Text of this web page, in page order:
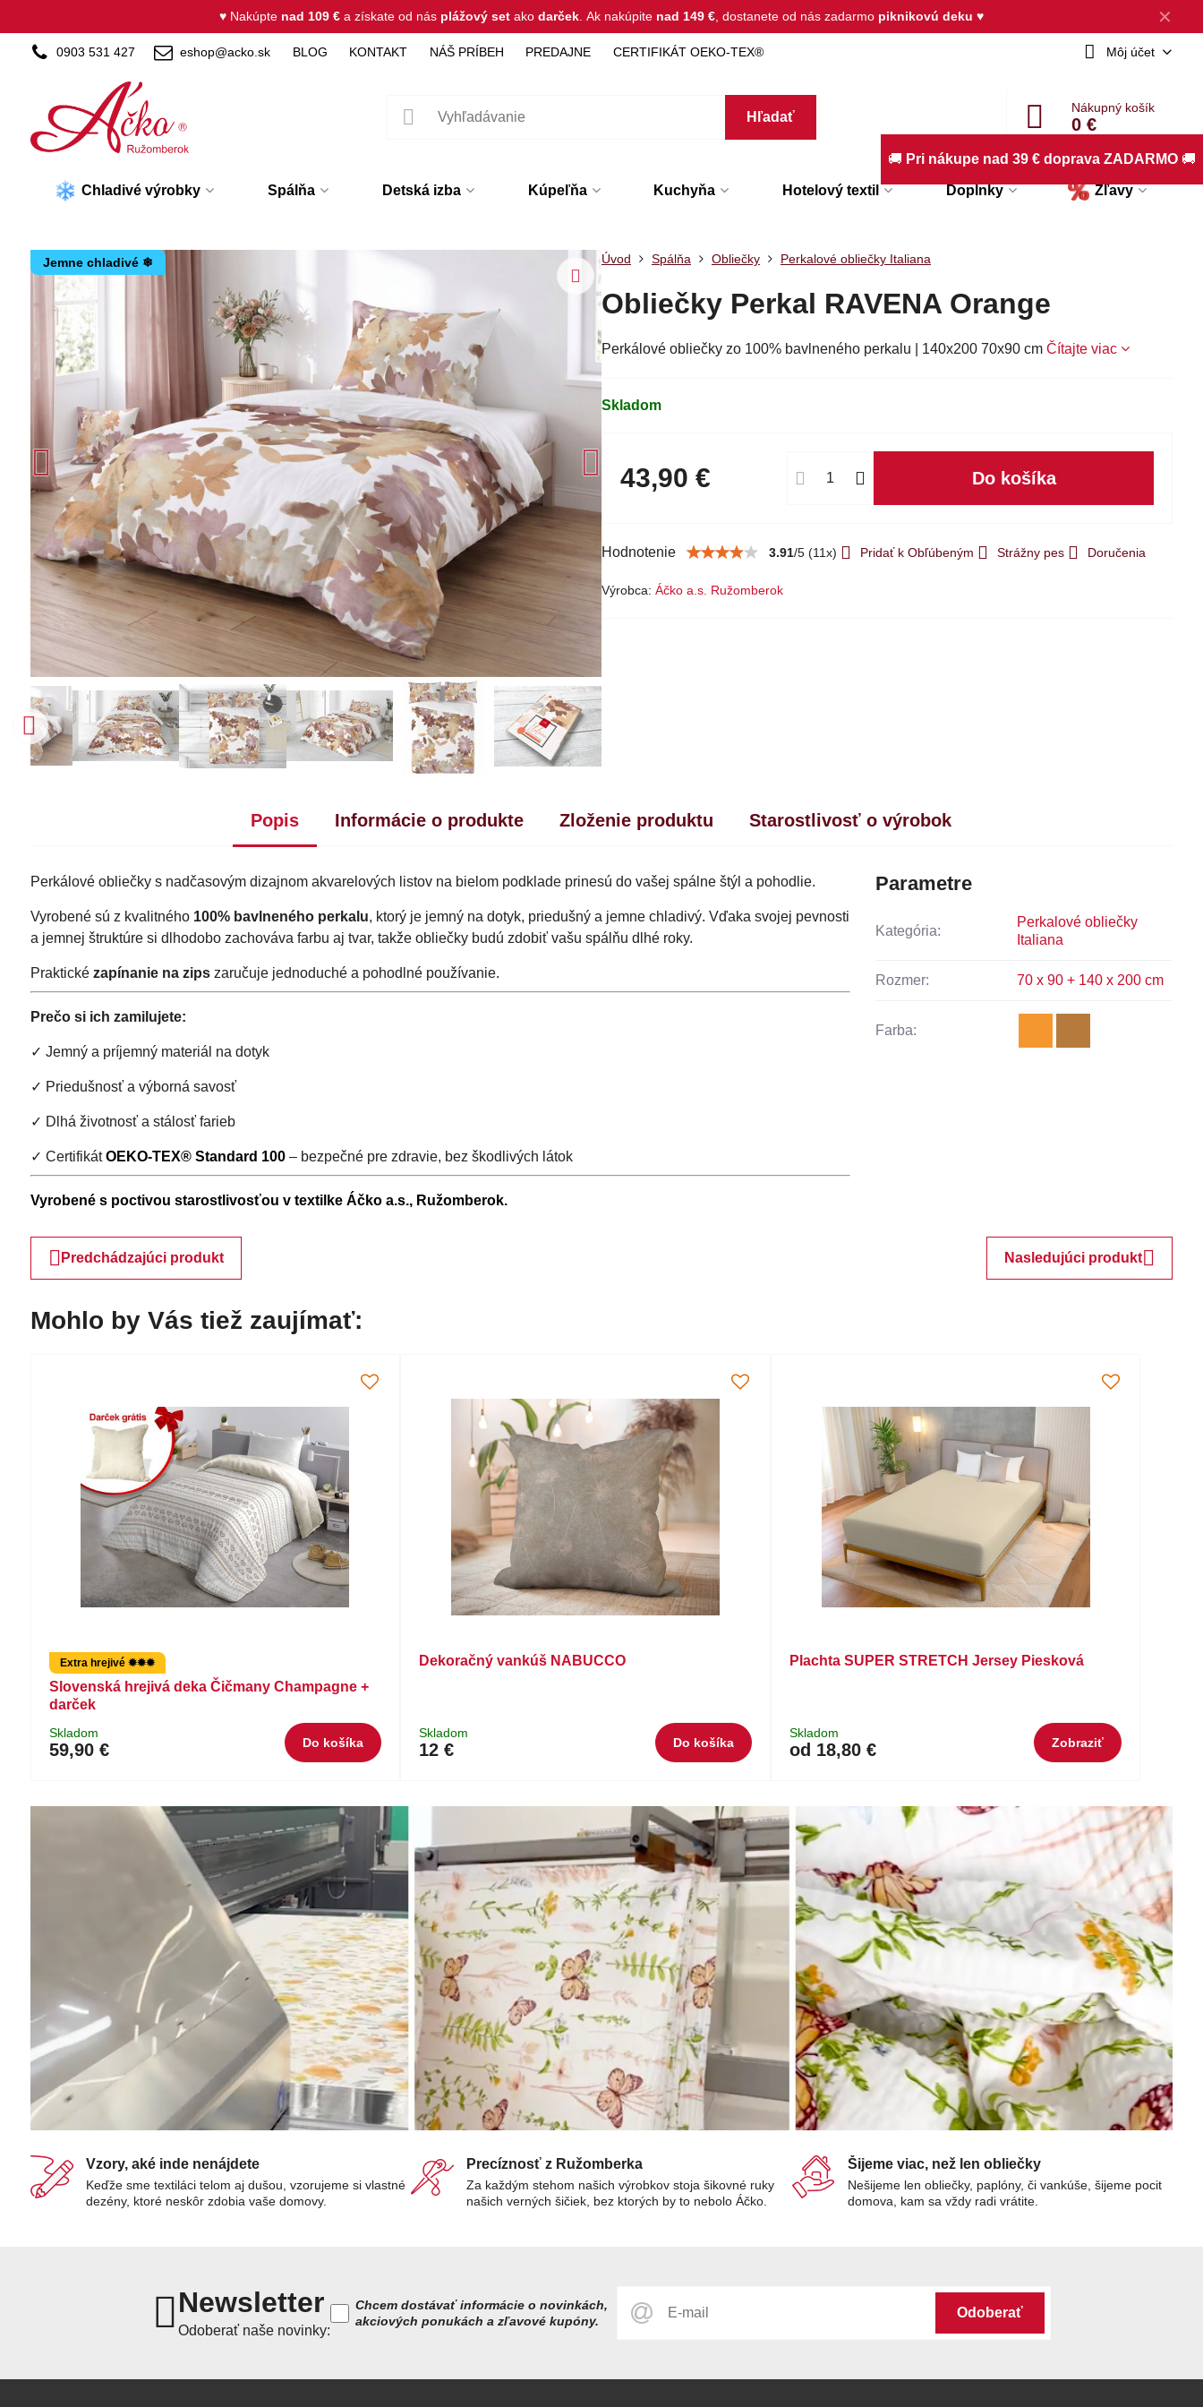
✕
♥ Nakúpte nad 109 €a získate od nás plážový set akodarček. Ak nakúpite nad 149 €, dostanete od nás zadarmo piknikovú deku ♥
0903 531 427 eshop@acko.sk BLOG KONTAKT NÁŠ PRÍBEH PREDAJNE CERTIFIKÁT OEKO-TEX® Môj účet
Hľadať
Nákupný košík
0 €
Chladivé výrobky Spálňa Detská izba Kúpeľňa Kuchyňa Hotelový textil Doplnky Zľavy
Jemne chladivé ❄ Úvod Spálňa Obliečky Perkalové obliečky Italiana
Obliečky Perkal RAVENA Orange
Perkálové obliečky zo 100% bavlneného perkalu | 140x200 70x90 cm Čítajte viac
Skladom
43,90 € Do košíka
Hodnotenie 3.91/5(11x) Pridať k Obľúbeným Strážny pes Doručenia
Výrobca: Áčko a.s. Ružomberok
🚚 Pri nákupe nad 39 € doprava ZADARMO 🚚
Popis Informácie o produkte Zloženie produktu Starostlivosť o výrobok
Perkálové obliečky s nadčasovým dizajnom akvarelových listov na bielom podklade prinesú do vašej spálne štýl a pohodlie.
Vyrobené sú z kvalitného 100% bavlneného perkalu, ktorý je jemný na dotyk, priedušný a jemne chladivý. Vďaka svojej pevnosti
a jemnej štruktúre si dlhodobo zachováva farbu aj tvar, takže obliečky budú zdobiť vašu spálňu dlhé roky.
Praktické zapínanie na zipszaručuje jednoduché a pohodlné používanie.
Prečo si ich zamilujete:
✓ Jemný a príjemný materiál na dotyk
✓ Priedušnosť a výborná savosť
✓ Dlhá životnosť a stálosť farieb
✓ CertifikátOEKO-TEX® Standard 100– bezpečné pre zdravie, bez škodlivých látok
Vyrobené s poctivou starostlivosťou v textilke Áčko a.s., Ružomberok.
Parametre
Kategória:
Perkalové obliečky
Italiana
Rozmer: 70 x 90 + 140 x 200 cm
Farba:
Predchádzajúci produkt Nasledujúci produkt
Mohlo by Vás tiež zaujímať:
Extra hrejivé ✹✹✹
Slovenská hrejivá deka Čičmany Champagne +
darček
Skladom
59,90 € Do košíka
Dekoračný vankúš NABUCCO
Skladom
12 € Do košíka
Plachta SUPER STRETCH Jersey Piesková
Skladom
od 18,80 € Zobraziť
Vzory, aké inde nenájdete
Keďže sme textiláci telom aj dušou, vzorujeme si vlastné
dezény, ktoré neskôr zdobia vaše domovy.
Precíznosť z Ružomberka
Za každým stehom našich výrobkov stoja šikovné ruky
našich verných šičiek, bez ktorých by to nebolo Áčko.
Šijeme viac, než len obliečky
Nešijeme len obliečky, paplóny, či vankúše, šijeme pocit
domova, kam sa vždy radi vrátite.
Newsletter
Odoberať naše novinky:
Odoberať
Chcem dostávať informácie o novinkách,
akciových ponukách a zľavové kupóny.